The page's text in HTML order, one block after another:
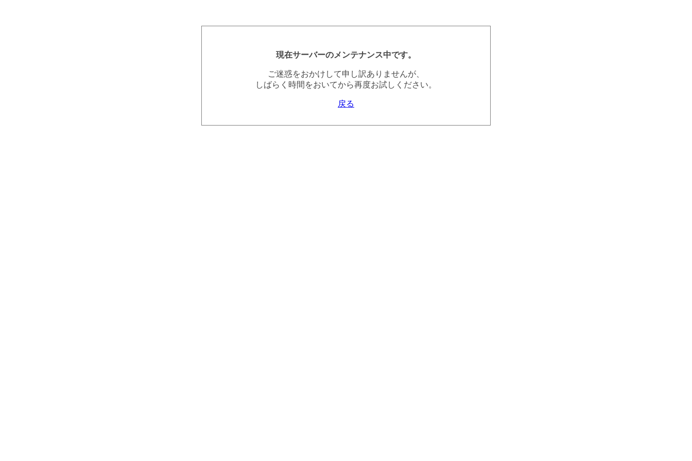
現在サーバーのメンテナンス中です。
ご迷惑をおかけして申し訳ありませんが、
しばらく時間をおいてから再度お試しください。
戻る